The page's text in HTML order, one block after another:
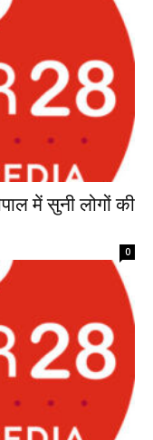
में सुनी लोगों की
0